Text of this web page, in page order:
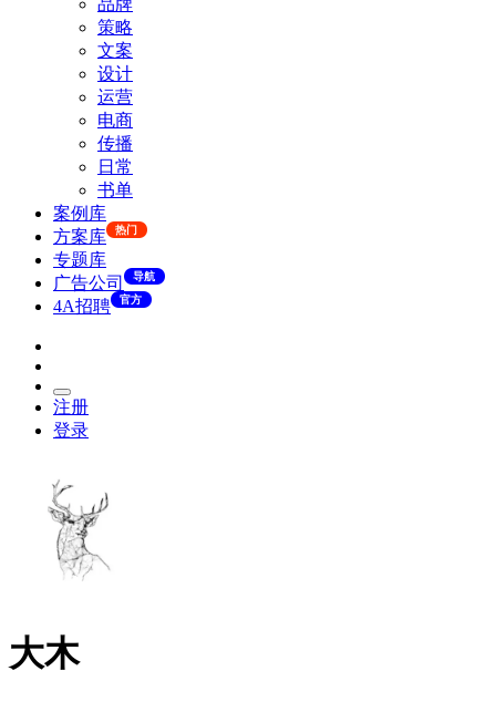
品牌
策略
文案
设计
运营
电商
传播
日常
书单
案例库
方案库
热门
专题库
广告公司
导航
4A招聘 官方
注册
登录
大木